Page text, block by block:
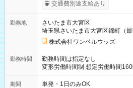
ンビニATMから 日払い分を引き落とせます
交通費別途支給あり
勤務地
さいたま市大宮区
埼玉県さいたま市大宮区錦町（最
株式会社ワンベルウッズ
勤務時間
勤務時間は指定なし
変形労働時間制 想定労働時間160時間/月 【シフト
～21：00
期間 単発・1日のみOK